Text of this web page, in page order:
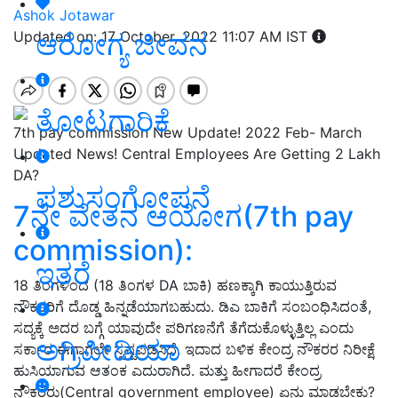
ಆರೋಗ್ಯ ಜೀವನ
ತೋಟಗಾರಿಕೆ
ಪಶುಸಂಗೋಪನೆ
ಇತರೆ
ಅಗ್ರಿಪೀಡಿಯಾ
Ashok Jotawar
Updated on: 17 October, 2022 11:07 AM IST
7th pay commission New Update! 2022 Feb- March
Updated News! Central Employees Are Getting 2 Lakh
DA?
7ನೇ ವೇತನ ಆಯೋಗ(7th pay
commission):
18 ತಿಂಗಳಿಂದ (18 ತಿಂಗಳ DA ಬಾಕಿ) ಹಣಕ್ಕಾಗಿ ಕಾಯುತ್ತಿರುವ
ನೌಕರರಿಗೆ ದೊಡ್ಡ ಹಿನ್ನಡೆಯಾಗಬಹುದು. ಡಿಎ ಬಾಕಿಗೆ ಸಂಬಂಧಿಸಿದಂತೆ,
ಸದ್ಯಕ್ಕೆ ಅದರ ಬಗ್ಗೆ ಯಾವುದೇ ಪರಿಗಣನೆಗೆ ತೆಗೆದುಕೊಳ್ಳುತ್ತಿಲ್ಲ ಎಂದು
ಸರ್ಕಾರ ಈಗಾಗಲೇ ಸ್ಪಷ್ಟಪಡಿಸಿದೆ. ಇದಾದ ಬಳಿಕ ಕೇಂದ್ರ ನೌಕರರ ನಿರೀಕ್ಷೆ
ಹುಸಿಯಾಗುವ ಆತಂಕ ಎದುರಾಗಿದೆ. ಮತ್ತು ಹೀಗಾದರೆ ಕೇಂದ್ರ
ನೌಕರರು(Central government employee) ಏನು ಮಾಡಬೇಕು?